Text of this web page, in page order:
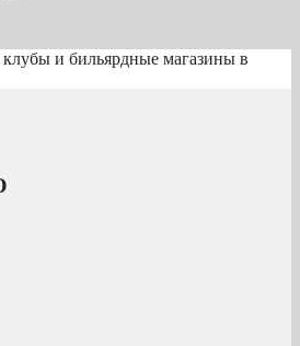
и бильярдные магазины в